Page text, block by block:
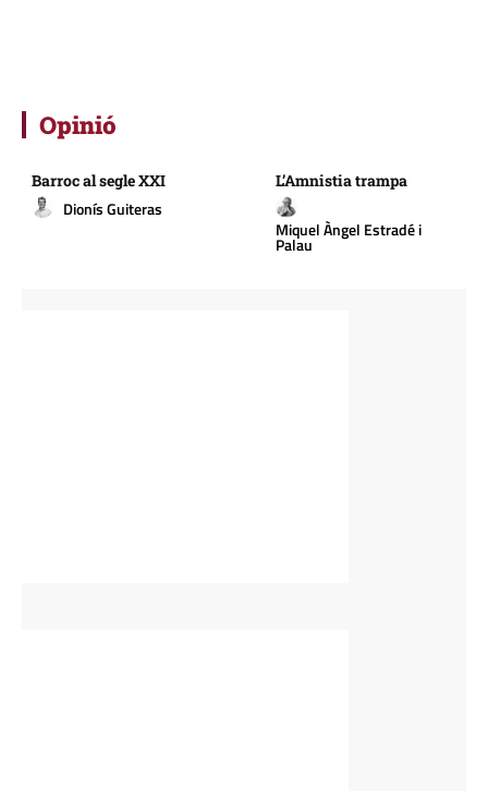
Opinió
Barroc al segle XXI
Dionís Guiteras
L’Amnistia trampa
Miquel Àngel Estradé i
Palau